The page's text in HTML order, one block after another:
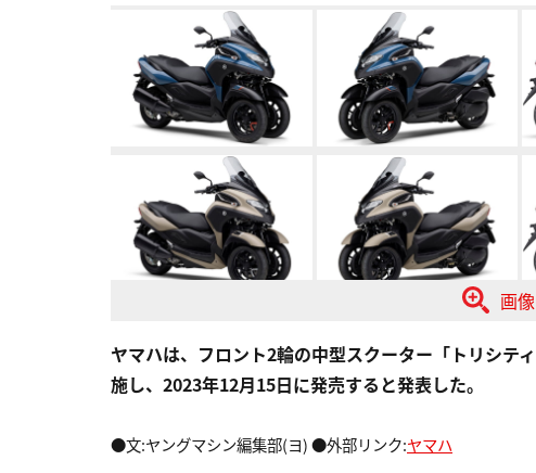
画
ヤマハは、フロント2輪の中型スクーター「トリシテ
施し、2023年12月15日に発売すると発表した。
●文:ヤングマシン編集部(ヨ) ●外部リンク:ヤマハ